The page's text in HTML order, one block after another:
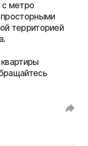
с метро
территорией